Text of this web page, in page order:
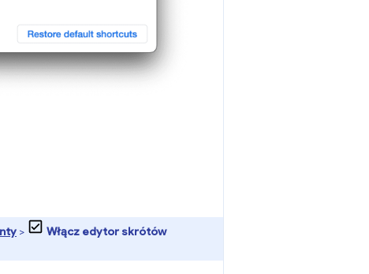
>
Włącz edytor skrótów